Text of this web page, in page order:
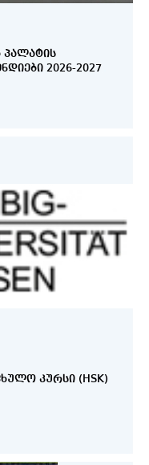
ᲞᲐᲚᲐᲢᲘᲡ
2026-2027
ᲙᲣᲠᲡᲘ (HSK)